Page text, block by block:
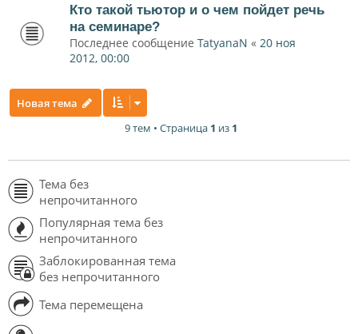
Кто такой тьютор и о чем пойдет речь
на семинаре?
Последнее сообщение TatyanaN « 20 ноя
2012, 00:00
Новая тема
9 тем • Страница 1 из 1
Тема без
непрочитанного
Популярная тема без
непрочитанного
Заблокированная тема
без непрочитанного
Тема перемещена